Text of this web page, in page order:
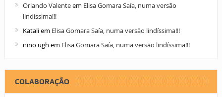
Orlando Valenteem Elisa Gomara Saía, numa versão
lindíssima!!!
Kataliem Elisa Gomara Saía, numa versão lindíssima!!!
nino ugh em Elisa Gomara Saía, numa versão lindíssima!!!
COLABORAÇÃO